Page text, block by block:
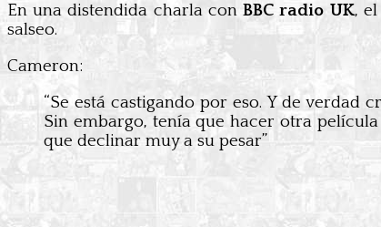
En una distendida charla conBBC radio UK,
salseo.
Cameron:
“Se está castigando por eso. Y de verdad
Sin embargo, tenía que hacer otra película
que declinar muy a su pesar”